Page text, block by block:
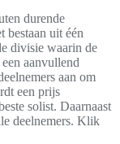
durende
bestaan uit één
divisie waarin de
aanvullend
aan om
een prijs
solist. Daarnaast
deelnemers. Klik